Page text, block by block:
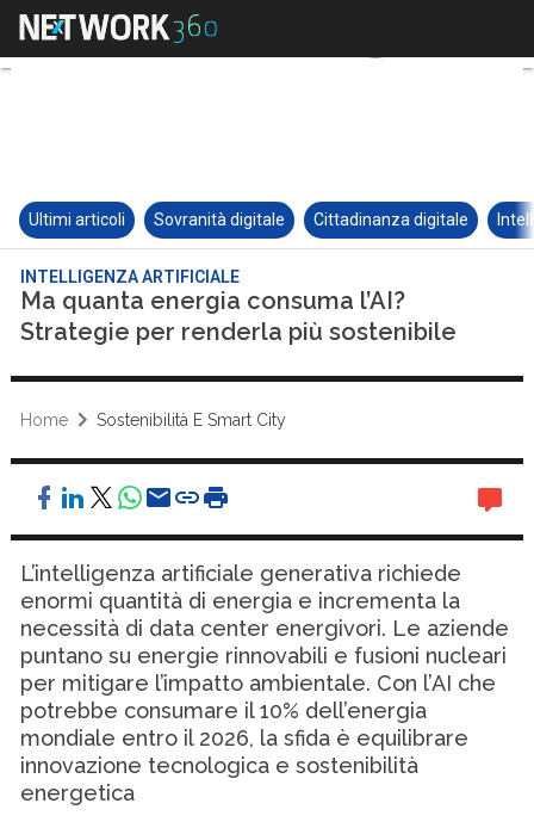
Ultimi articoli Sovranità digitale Cittadinanza digitale
INTELLIGENZA ARTIFICIALE
Ma quanta energia consuma l’AI?
Strategie per renderla più sostenibile
Home Sostenibilità E Smart City
L’intelligenza artificiale generativa richiede
enormi quantità di energia e incrementa la
necessità di data center energivori. Le aziende
puntano su energie rinnovabili e fusioni nucleari
per mitigare l’impatto ambientale. Con l’AI che
potrebbe consumare il 10% dell’energia
mondiale entro il 2026, la sfida è equilibrare
innovazione tecnologica e sostenibilità
energetica